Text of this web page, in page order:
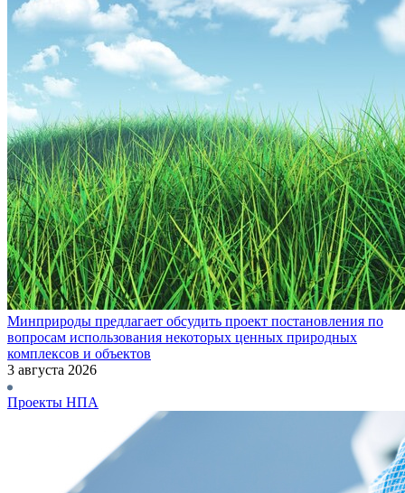
Минприроды предлагает обсудить проект постановления по
вопросам использования некоторых ценных природных
комплексов и объектов
3 августа 2026
Проекты НПА